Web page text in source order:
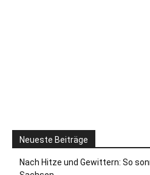
Neueste Beiträge
Nach Hitze und Gewittern: So